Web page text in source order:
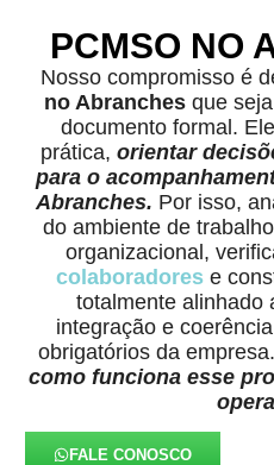
PCMSO NO
Nosso compromisso é
no Abranches que
documento formal.
prática, orientar
para o
Abranches. Por isso,
do ambiente de
organizacional,
colaboradores e
totalmente alinhado
integração e
obrigatórios da empresa.
como funciona esse
FALE CONOSCO